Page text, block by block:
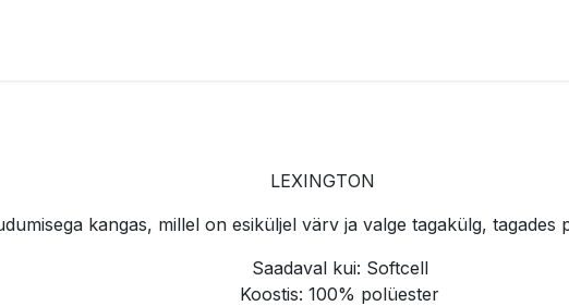
LEXINGTON
kangas, millel on esiküljel värv ja valge tagakülg, tagades
Saadaval kui: Softcell
Koostis: 100% polüester